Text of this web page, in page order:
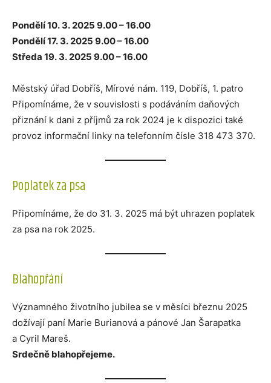
Pondělí 10. 3. 2025 9.00 – 16.00
Pondělí 17. 3. 2025 9.00 – 16.00
Středa 19. 3. 2025 9.00 – 16.00
Městský úřad Dobříš, Mírové nám. 119, Dobříš, 1. patro
Připomínáme, že v souvislosti s podáváním daňových
přiznání k dani z příjmů za rok 2024 je k dispozici také
provoz informační linky na telefonním čísle 318 473 370.
Poplatek za psa
Připomínáme, že do 31. 3. 2025 má být uhrazen poplatek
za psa na rok 2025.
Blahopřání
Významného životního jubilea se v měsíci březnu 2025
dožívají paní Marie Burianová a pánové Jan Šarapatka
a Cyril Mareš.
Srdečně blahopřejeme.